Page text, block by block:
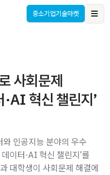
중소기업기술마켓
사회문제
혁신 챌린지’
인공지능 분야의 우수
이터·AI 혁신 챌린지’를
대학생이 사회문제 해결에